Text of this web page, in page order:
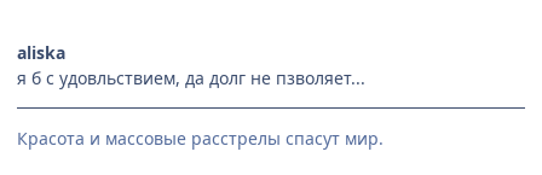
aliska
я б с удовльствием, да долг не пзволяет...
Красота и массовые расстрелы спасут мир.